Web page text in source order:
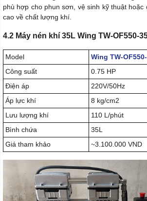
phù hợp cho phun sơn, vệ sinh kỹ thuật hoặc
cao về chất lượng khí.
4.2 Máy nén khí 35L Wing TW-OF550-
Model
Wing TW-
Công suất
0.75 HP
Điện áp
220V/50Hz
Áp lực khí
8 kg/cm2
Lưu lượng khí
110 L/phút
Bình chứa
35L
Giá tham khảo
~3.100.000 VND